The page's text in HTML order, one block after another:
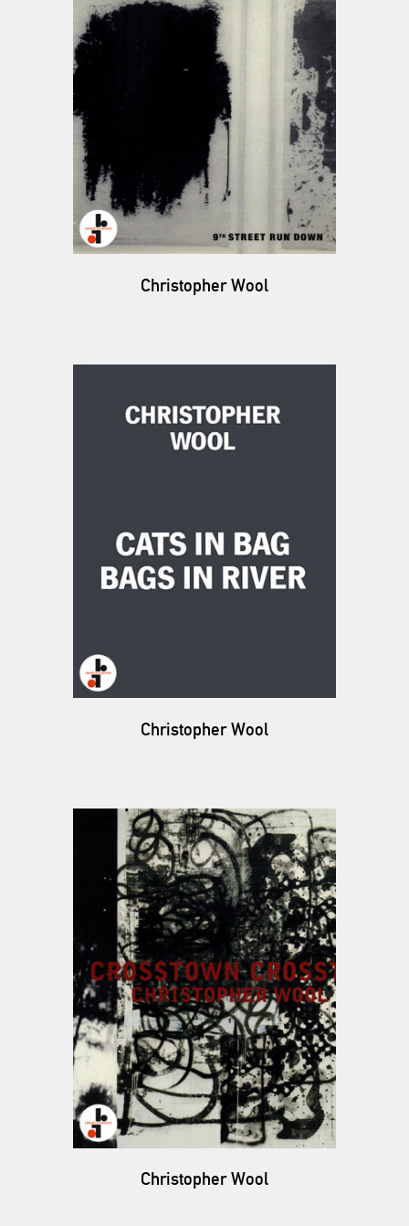
Christopher Wool
Christopher Wool
Christopher Wool